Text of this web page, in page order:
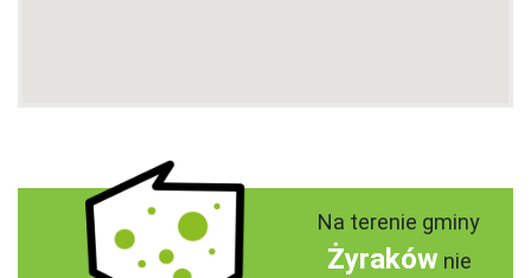
Na terenie gminy
Żyrakównie